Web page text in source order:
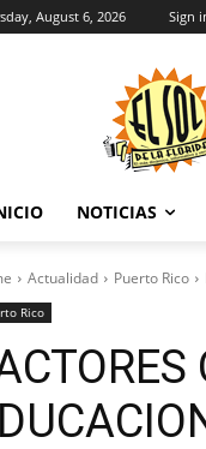
August 6, 2026 Sign
NOTICIAS
Actualidad Puerto Rico
Rico